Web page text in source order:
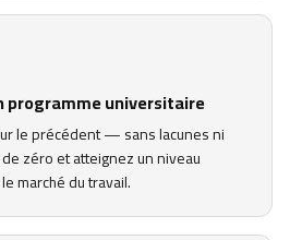
programme universitaire
le précédent — sans lacunes ni
zéro et atteignez un niveau
marché du travail.